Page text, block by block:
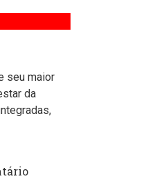
seu maior
da